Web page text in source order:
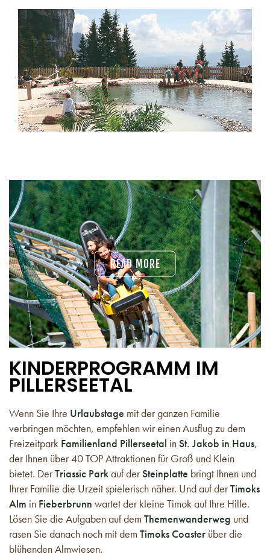
MEHR LESEN
READ MORE
KINDERPROGRAMM IM
PILLERSEETAL
Wenn Sie Ihre Urlaubstage mit der ganzen Familie
verbringen möchten, empfehlen wir einen Ausflug zu dem
Freizeitpark Familienland Pillerseetal inSt. Jakob in Haus,
der Ihnen über 40 TOP Attraktionen für Groß und Klein
bietet. DerTriassic Parkauf derSteinplatte bringt Ihnen und
Ihrer Familie die Urzeit spielerisch näher. Und auf derTimoks
Alm in Fieberbrunn wartet der kleine Timok auf Ihre Hilfe.
Lösen Sie die Aufgaben auf dem Themenwanderweg und
rasen Sie danach noch mit dem Timoks Coaster über die
blühenden Almwiesen.